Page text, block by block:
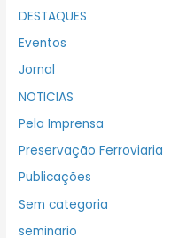
DESTAQUES
Eventos
Jornal
NOTICIAS
Pela Imprensa
Preservação Ferroviaria
Publicações
Sem categoria
seminario